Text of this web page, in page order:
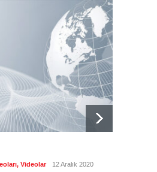
Kolombiya, solcu Petro'nun
yerine aşırı sağcı Espriella'yı
Güncel 8 Ağustos 2026
, Videolar 12 Aralık 2020